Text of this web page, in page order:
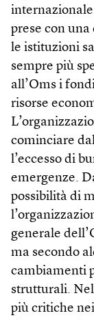
prese con
le istituzioni
sempre più
all’Oms i
risorse
cominciare
l’eccesso di
emergenze.
possibilità di
generale
ma secondo
cambiamenti
strutturali.
più critiche